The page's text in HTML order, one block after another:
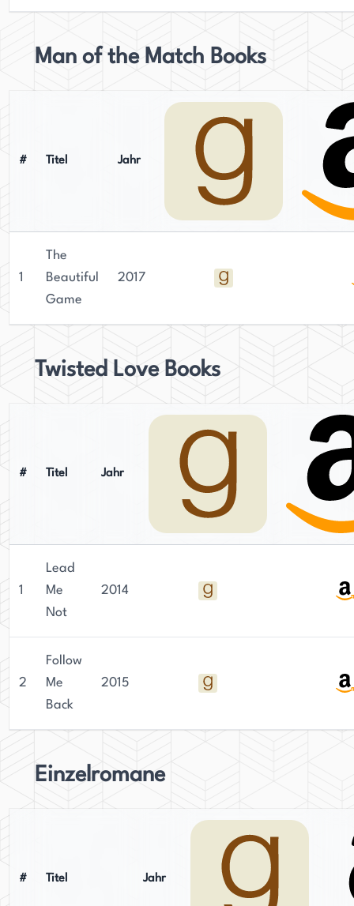
Man of the Match Books
# Titel Jahr
1
The
Beautiful
Game
2017
Twisted Love Books
# Titel Jahr
1
Lead
Me
Not
2014
2
Follow
Me
Back
2015
Einzelromane
# Titel Jahr